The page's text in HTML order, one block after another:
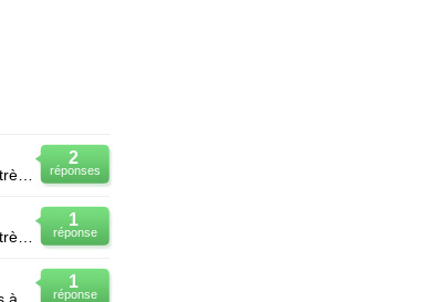
2
réponses
Bonjour Cher Monsieur Madame Je suis mêre de trois enfants. Je suis très heureux aujourd'hui. T
1
réponse
Bonjour Cher Monsieur Madame Je suis mêre de trois enfants. Je suis très heureux aujourd'hui. T
1
réponse